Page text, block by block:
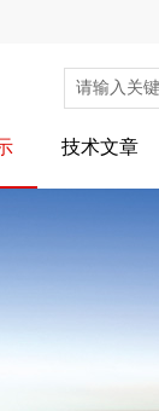
技术文章